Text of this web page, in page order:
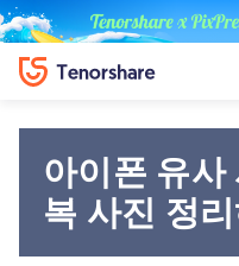
아이폰 유
복 사진 정